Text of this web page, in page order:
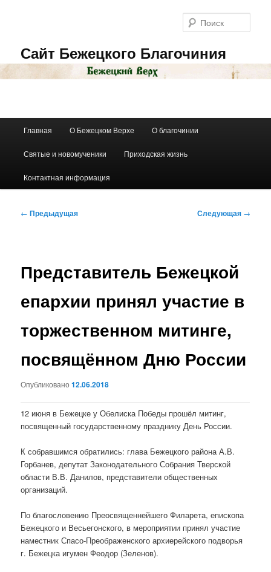
Сайт Бежецкого Благочиния
Главная О Бежецком Верхе О благочинии
Святые и новомученики Приходская жизнь
Контактная информация
Навигация
← Предыдущая Следующая →
Представитель Бежецкой
епархии принял участие в
торжественном митинге,
посвящённом Дню России
Опубликовано12.06.2018
12 июня в Бежецке у Обелиска Победы прошёл митинг,
посвященный государственному празднику День России.
К собравшимся обратились: глава Бежецкого района А.В.
Горбанев, депутат Законодательного Собрания Тверской
области В.В. Данилов, представители общественных
организаций.
По благословению Преосвященнейшего Филарета, епископа
Бежецкого и Весьегонского, в мероприятии принял участие
наместник Спасо-Преображенского архиерейского подворья
г. Бежецка игумен Феодор (Зеленов).